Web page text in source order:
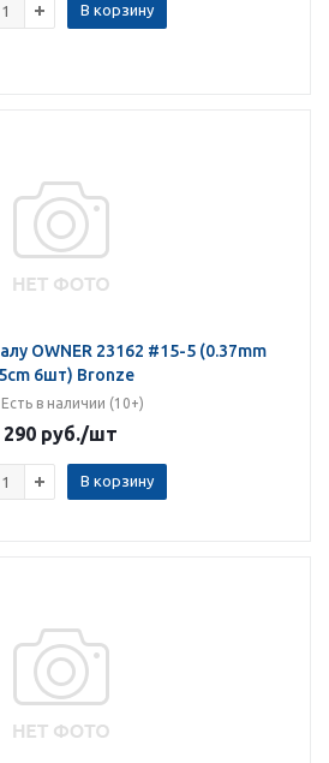
В корзину
OWNER 23162 #15-5 (0.37mm
6шт) Bronze
Есть в наличии (10+)
290 руб./шт
В корзину